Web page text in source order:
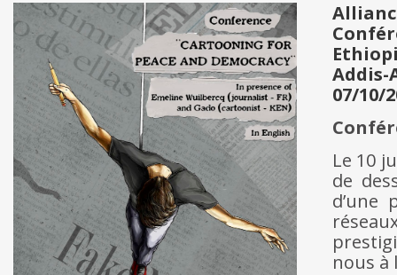
Addis-
07/10/
Le 10
de
d’une
nous à